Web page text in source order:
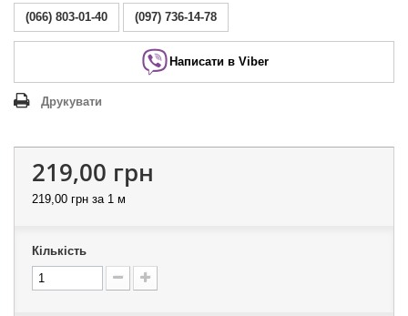
(066) 803-01-40 (097) 736-14-78
Написати в Viber
Друкувати
219,00 грн
219,00 грн за 1 м
Кількість